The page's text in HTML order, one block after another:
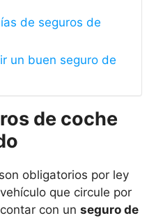
de seguros de
un buen seguro de
de coche
obligatorios por ley
que circule por
con un seguro de